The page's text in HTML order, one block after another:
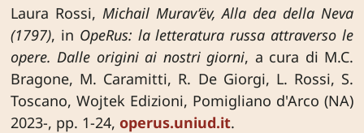
Laura Rossi, Michail Murav’ëv, Alla dea della Neva
(1797), in OpeRus: la letteratura russa attraverso le
opere. Dalle origini ai nostri giorni, a cura di M.C.
Bragone, M. Caramitti, R. De Giorgi, L. Rossi, S.
Toscano, Wojtek Edizioni, Pomigliano d'Arco (NA)
2023-, pp. 1-24, operus.uniud.it.